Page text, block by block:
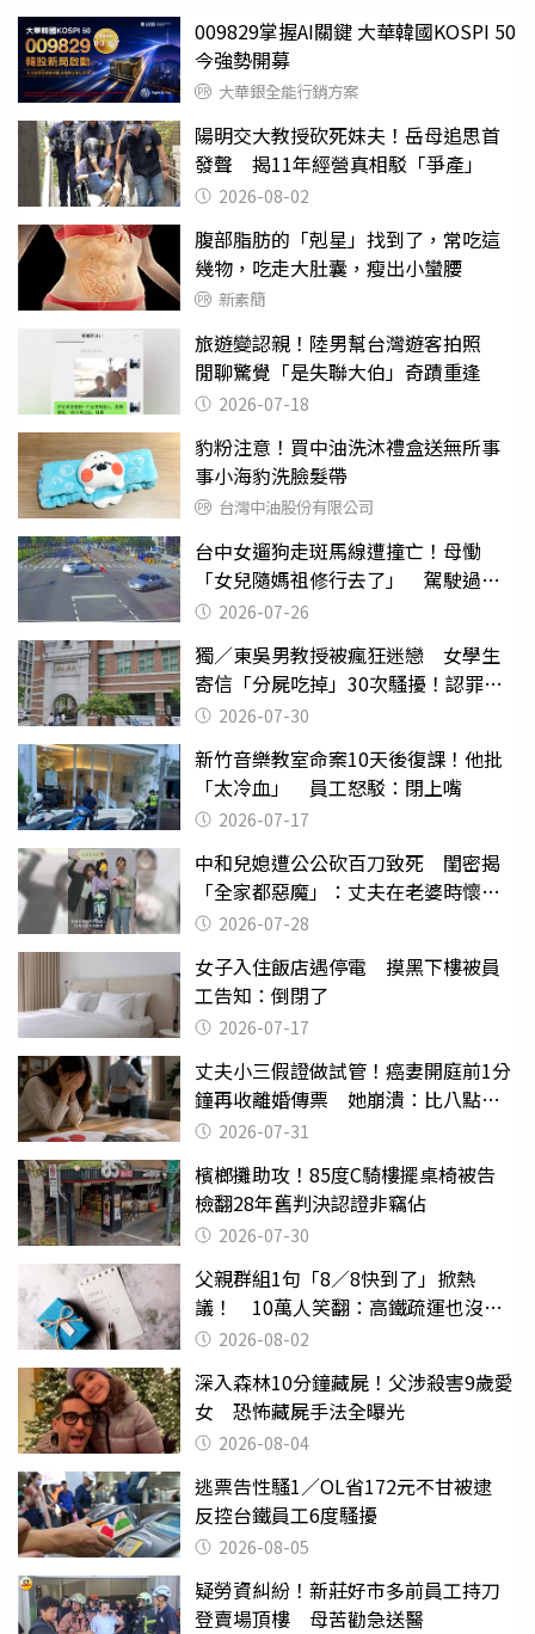
009829掌握AI關鍵 大華韓國KOSPI 50
今強勢開募
大華銀全能行銷方案
陽明交大教授砍死妹夫！岳母追思首
發聲 揭11年經營真相駁「爭產」
2026-08-02
腹部脂肪的「剋星」找到了，常吃這
幾物，吃走大肚囊，瘦出小蠻腰
新素簡
旅遊變認親！陸男幫台灣遊客拍照
閒聊驚覺「是失聯大伯」奇蹟重逢
2026-07-18
豹粉注意！買中油洗沐禮盒送無所事
事小海豹洗臉髮帶
台灣中油股份有限公司
台中女遛狗走斑馬線遭撞亡！母慟
「女兒隨媽祖修行去了」 駕駛過失
致死判9月
2026-07-26
獨／東吳男教授被瘋狂迷戀 女學生
寄信「分屍吃掉」30次騷擾！認罪免
關 2026-07-30
新竹音樂教室命案10天後復課！他批
「太冷血」 員工怒駁：閉上嘴
2026-07-17
中和兒媳遭公公砍百刀致死 閨密揭
「全家都惡魔」：丈夫在老婆時懷孕
摔東西
2026-07-28
女子入住飯店遇停電 摸黑下樓被員
工告知：倒閉了
2026-07-17
丈夫小三假證做試管！癌妻開庭前1分
鐘再收離婚傳票 她崩潰：比八點檔
還扯2026-07-31
檳榔攤助攻！85度C騎樓擺桌椅被告
檢翻28年舊判決認證非竊佔
2026-07-30
父親群組1句「8／8快到了」掀熱
議！ 10萬人笑翻：高鐵疏運也沒列
父親節
2026-08-02
深入森林10分鐘藏屍！父涉殺害9歲愛
女 恐怖藏屍手法全曝光
2026-08-04
逃票告性騷1／OL省172元不甘被逮
反控台鐵員工6度騷擾
2026-08-05
疑勞資糾紛！新莊好市多前員工持刀
登賣場頂樓 母苦勸急送醫